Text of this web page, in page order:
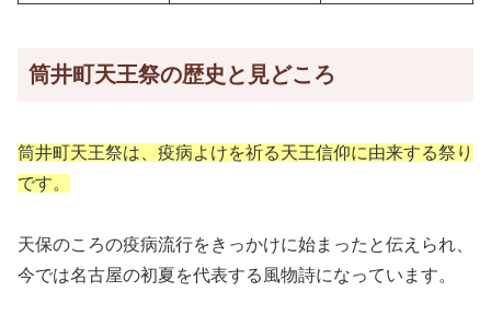
筒井町天王祭の歴史と見どころ
筒井町天王祭は、疫病よけを祈る天王信仰に由来する祭り
です。
天保のころの疫病流行をきっかけに始まったと伝えられ、
今では名古屋の初夏を代表する風物詩になっています。